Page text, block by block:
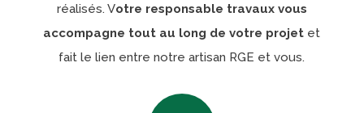
réalisés. Votre responsable travaux vous
accompagne tout au long de votre projet et
fait le lien entre notre artisan RGE et vous.